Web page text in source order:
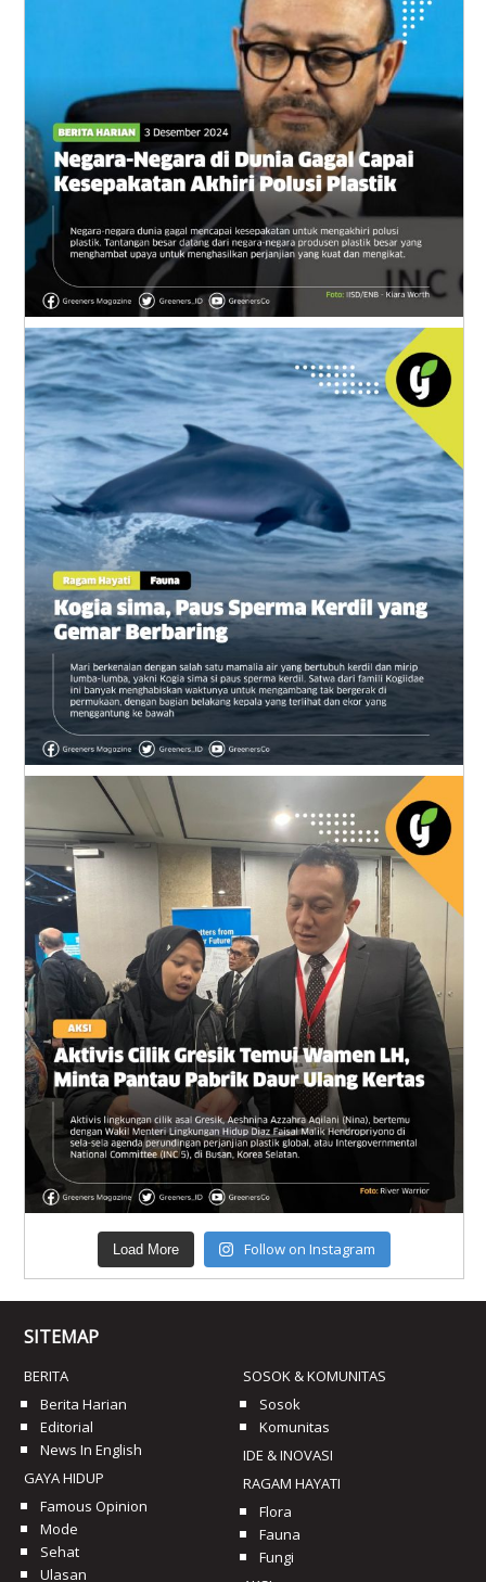
Load More Follow on Instagram
SITEMAP
BERITA
Berita Harian
Editorial
News In English
GAYA HIDUP
Famous Opinion
Mode
Sehat
Ulasan
SOSOK & KOMUNITAS
Sosok
Komunitas
IDE & INOVASI
RAGAM HAYATI
Flora
Fauna
Fungi